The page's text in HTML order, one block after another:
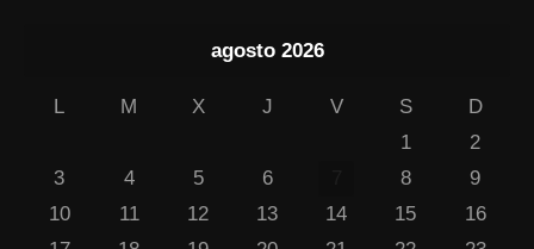
agosto 2026
L M X J V S
D
1
2
3
4 5 6 8
9
10
11 12 13 14 15
16